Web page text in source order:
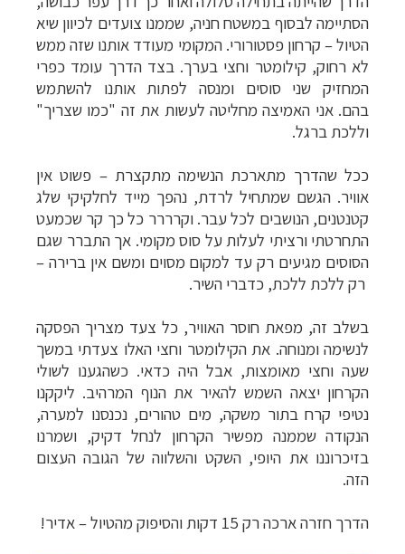
הסתיימה לבסוף במשטח חניה, שממנו צועדים לכיוון שיא
הטיול– קרחון פסטורורי.המקומי מעודד אותנו שזה ממש
לא רחוק, קילומטר וחצי בערך. בצד הדרך עומד כפרי
המחזיק שני סוסים ומנסה לפתות אותנו להשתמש
בהם.אני האמיצה מחליטה לעשות את זה "כמו שצריך"
וללכת ברגל.
ככל שהדרך מתארכת הנשימה מתקצרת– פשוט אין
אוויר. הגשם שמתחיל לרדת, נהפך מייד לחלקיקי שלג
קטנטנים, הנושבים לכל עבר. וקרררר כל כך קר שכמעט
התחרטתי ורציתי לעלות על סוס מקומי. אך התברר שגם
הסוסים מגיעים רק עד למקום מסוים ומשם אין ברירה –
רק ללכת ללכת, כדברי השיר.
בשלב זה, מפאת חוסר האוויר, כל צעד מצריך הפסקה
לנשימה ומנוחה. את הקילומטר וחצי האלו צעדתי במשך
שעה וחצי מאומצות, אבל היה כדאי. כשהגענו לשולי
הקרחון יצאה השמש להאיר את הנוף המרהיב. ליקקנו
נטיפי קרח בתור משקה, מים טהורים, נכנסנו למערה,
הנקודה שממנה מפשיר הקרחון לנחל דקיק, ושמרנו
בזיכרוננו את היופי, השקט והשלווה של הגובה העצום
הזה.
הדרך חזרה ארכה רק 15 דקות והסיפוק מהטיול
–אדיר!